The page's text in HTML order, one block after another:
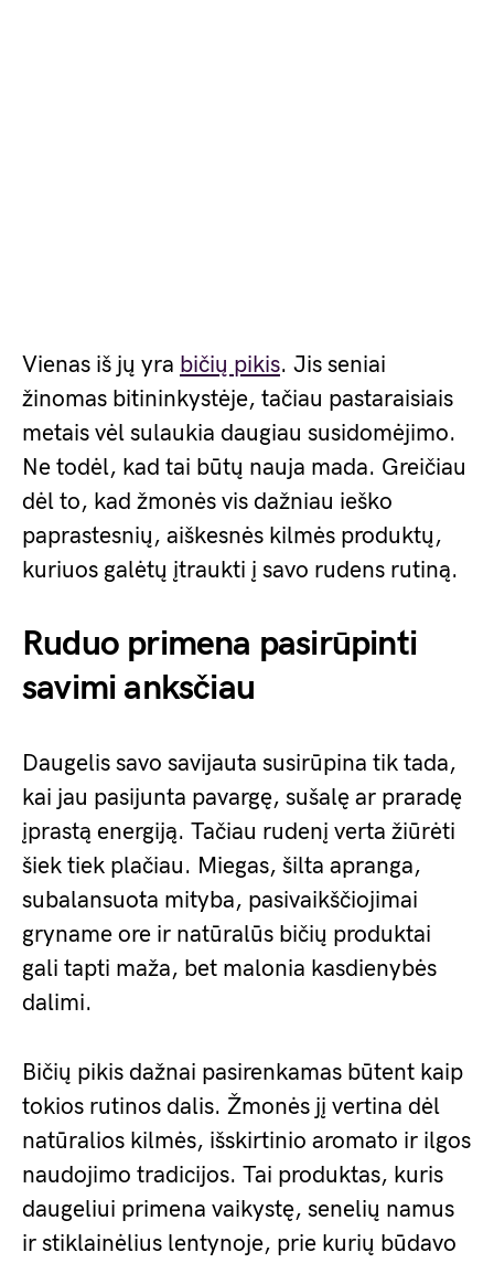
Vienas iš jų yra bičių pikis. Jis seniai
žinomas bitininkystėje, tačiau pastaraisiais
metais vėl sulaukia daugiau susidomėjimo.
Ne todėl, kad tai būtų nauja mada. Greičiau
dėl to, kad žmonės vis dažniau ieško
paprastesnių, aiškesnės kilmės produktų,
kuriuos galėtų įtraukti į savo rudens rutiną.
Ruduo primena pasirūpinti
savimi anksčiau
Daugelis savo savijauta susirūpina tik tada,
kai jau pasijunta pavargę, sušalę ar praradę
įprastą energiją. Tačiau rudenį verta žiūrėti
šiek tiek plačiau. Miegas, šilta apranga,
subalansuota mityba, pasivaikščiojimai
gryname ore ir natūralūs bičių produktai
gali tapti maža, bet malonia kasdienybės
dalimi.
Bičių pikis dažnai pasirenkamas būtent kaip
tokios rutinos dalis. Žmonės jį vertina dėl
natūralios kilmės, išskirtinio aromato ir ilgos
naudojimo tradicijos. Tai produktas, kuris
daugeliui primena vaikystę, senelių namus
ir stiklainėlius lentynoje, prie kurių būdavo